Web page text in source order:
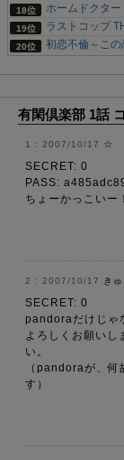
ホームドクタ
ラストコップ
初恋不倫～こ
有閑倶楽部 1話
2007/10/17 ☆
SECRET: 0
PASS:
ちょーかっこいー！
2007/10/17 きゅ
SECRET: 0
pandoraだけじゃ
よろしくお願いし
い。
（pandoraが、何
す）